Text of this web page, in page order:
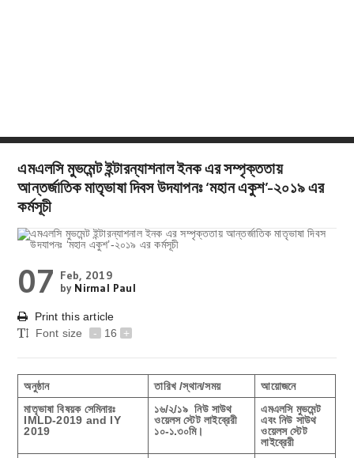
এমএলসি মুভমেন্ট ইন্টারন্যাশনাল ইনক এর সম্পৃক্ততায়
আন্তর্জাতিক মাতৃভাষা দিবস উদযাপনঃ ‘মহান একুশ’-২০১৯ এর
কর্মসূচী
07 Feb, 2019
by Nirmal Paul
Print this article
Font size
- 16 +
অনুষ্ঠান তারিখ /স্থান/সময়
আয়োজনে
মাতৃভাষা বিষয়ক সেমিনারঃ
IMLD-2019 and IY
2019
১৬/২/১৯ নিউ সাউথ
ওয়েলস স্টেট লাইব্রেরী
১০-১.৩০মি।
এমএলসি মুভমেন্ট
এবং নিউ সাউথ
ওয়েলস স্টেট
লাইব্রেরী